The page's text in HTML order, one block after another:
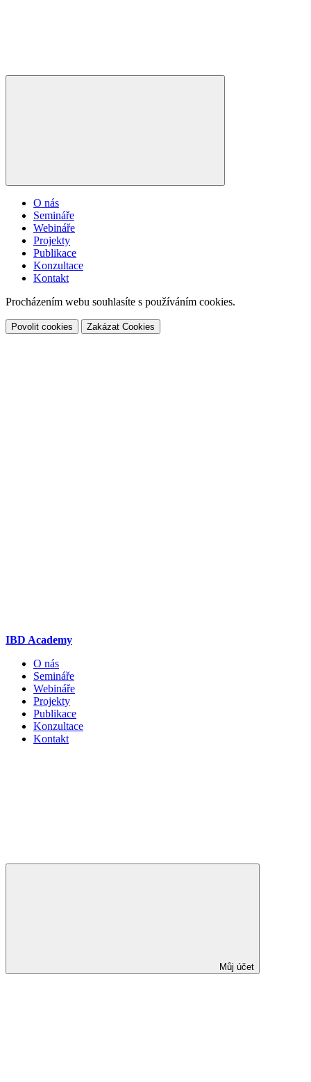
O nás
Semináře
Webináře
Projekty
Publikace
Konzultace
Kontakt
Procházením webu souhlasíte s používáním cookies.
Povolit cookies Zakázat Cookies
IBD Academy
O nás
Semináře
Webináře
Projekty
Publikace
Konzultace
Kontakt
Můj účet